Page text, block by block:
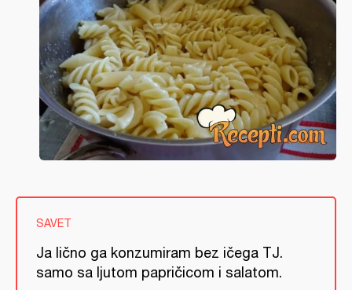
SAVET
Ja lično ga konzumiram bez ičega TJ.
samo sa ljutom papričicom i salatom.